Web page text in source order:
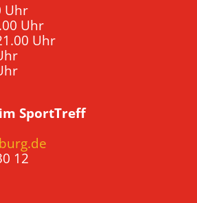
Uhr
Uhr
Uhr
SportTreff
12